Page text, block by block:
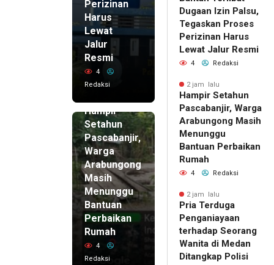
Perizinan
Harus
Lewat
Jalur
Resmi
4
Redaksi
Hampir
Setahun
Pascabanjir,
Warga
Arabungong
Masih
Menunggu
Bantuan
Perbaikan
Rumah
4
Redaksi
Dugaan Izin Palsu,
Tegaskan Proses
Perizinan Harus
Lewat Jalur Resmi
4 Redaksi
2 jam lalu
Hampir Setahun
Pascabanjir, Warga
Arabungong Masih
Menunggu
Bantuan Perbaikan
Rumah
4 Redaksi
2 jam lalu
Pria Terduga
Penganiayaan
terhadap Seorang
Wanita di Medan
Ditangkap Polisi